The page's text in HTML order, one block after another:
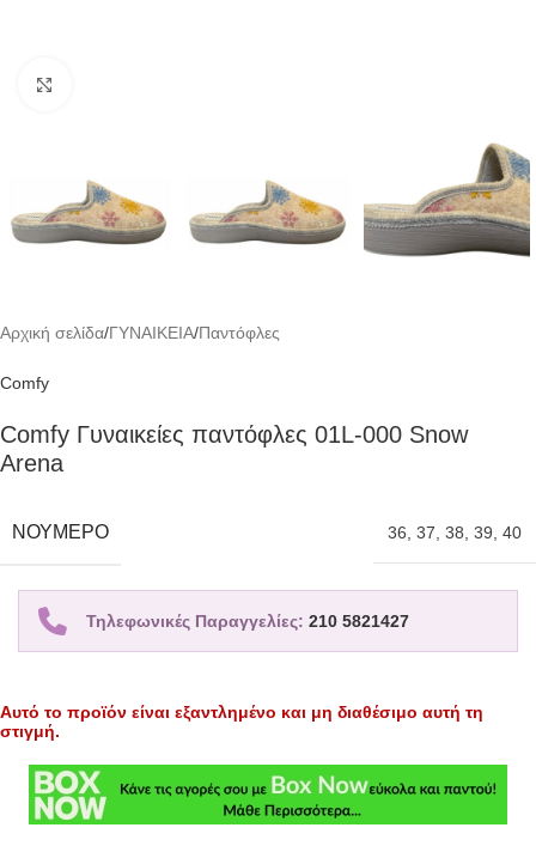
Αρχική σελίδα/ΓΥΝΑΙΚΕΙΑ/Παντόφλες
Comfy
Comfy Γυναικείες παντόφλες 01L-000 Snow
Arena
ΝΟΎΜΕΡΟ 36, 37, 38, 39, 40
Τηλεφωνικές Παραγγελίες: 210 5821427
Αυτό το προϊόν είναι εξαντλημένο και μη διαθέσιμο αυτή τη
στιγμή.